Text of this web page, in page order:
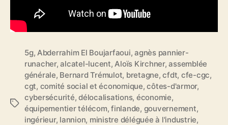
É
5g, Abderrahim El Boujarfaoui,agnès pannier-
runacher,alcatel-lucent, Aloïs Kirchner,assemblée
générale, Bernard Trémulot, bretagne,cfdt, cfe-cgc,
cgt, comité social et économique,côtes-d'armor,
cybersécurité,délocalisations, économie,
équipementier télécom,finlande, gouvernement,
ingérieur, lannion, ministre déléguée à l'industrie,